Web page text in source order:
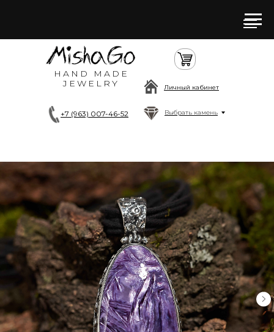
HAND MADE
JEWELRY
+7 (963) 007-46-52 Выбрать камень
Личный кабинет